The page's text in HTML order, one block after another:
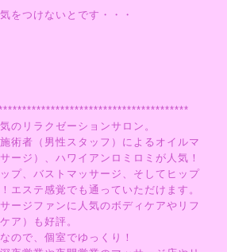
をつけないとです・・・
のリラクゼーションサロン。
術者（男性スタッフ）によるオイルマ
ージ）、ハワイアンロミロミが人気！
プ、バストマッサージ、そしてヒップ
エステ感覚でも通っていただけます。
ージファンに人気のボディケアやリフ
ア）も好評。
ので、個室でゆっくり！